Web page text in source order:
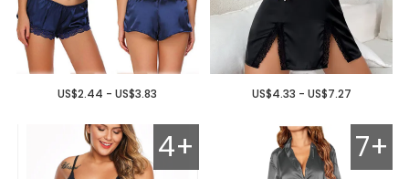
US$4.33 - US$7.27
US$2.44 - US$3.83
7+
4+